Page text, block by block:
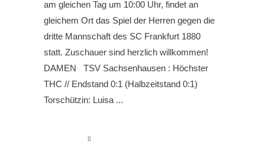
am gleichen Tag um 10:00 Uhr, findet an
gleichem Ort das Spiel der Herren gegen die
dritte Mannschaft des SC Frankfurt 1880
statt. Zuschauer sind herzlich willkommen!
DAMEN TSV Sachsenhausen : Höchster
THC // Endstand 0:1 (Halbzeitstand 0:1)
Torschützin: Luisa